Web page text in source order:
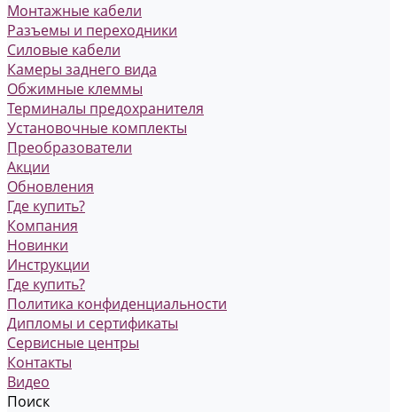
Монтажные кабели
Разъемы и переходники
Силовые кабели
Камеры заднего вида
Обжимные клеммы
Терминалы предохранителя
Установочные комплекты
Преобразователи
Акции
Обновления
Где купить?
Компания
Новинки
Инструкции
Где купить?
Политика конфиденциальности
Дипломы и сертификаты
Сервисные центры
Контакты
Видео
Поиск